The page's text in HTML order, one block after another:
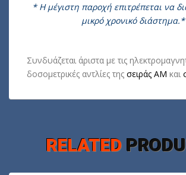
* Η μέγιστη παροχή επιτρέπεται να
μικρό χρονικό διάστημα.*
Συνδυάζεται άριστα με τις
δοσομετρικές αντλίες της σειράς ΑΜ και
RELATED